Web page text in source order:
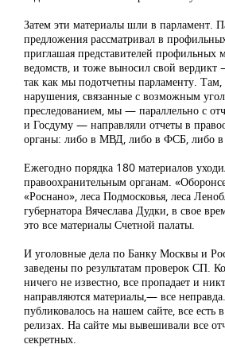
Затем эти материалы шли в парламент.
предложения рассматривал в
приглашая представителей профильных
ведомств, и тоже выносил свой вердикт
так как мы подотчетны парламенту. Там,
нарушения, связанные с возможным
преследованием, мы — параллельно с
и Госдуму — направляли отчеты в
органы: либо в МВД, либо в ФСБ, либо
Ежегодно порядка 180 материалов
правоохранительным органам.
«Роснано», леса Подмосковья, леса
губернатора Вячеслава Дудки, в свое
это все материалы Счетной палаты.
И уголовные дела по Банку Москвы и
заведены по результатам проверок СП.
ничего не известно, все пропадает и
направляются материалы,— все
публиковалось на нашем сайте, все есть
релизах. На сайте мы вывешивали все
секретных.